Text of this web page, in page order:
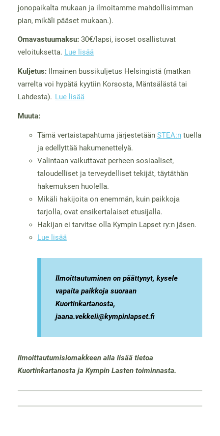
jonopaikalta mukaan ja ilmoitamme mahdollisimman
pian, mikäli pääset mukaan.).
Omavastuumaksu:30€/lapsi, isoset osallistuvat
veloituksetta. Lue lisää
Kuljetus:Ilmainen bussikuljetus Helsingistä (matkan
varrelta voi hypätä kyytiin Korsosta, Mäntsälästä tai
Lahdesta). Lue lisää
Muuta:
Tämä vertaistapahtuma järjestetään STEA:ntuella
ja edellyttää hakumenettelyä.
Valintaan vaikuttavat perheen sosiaaliset,
taloudelliset ja terveydelliset tekijät, täytäthän
hakemuksen huolella.
Mikäli hakijoita on enemmän, kuin paikkoja
tarjolla, ovat ensikertalaiset etusijalla.
Hakijan ei tarvitse olla Kympin Lapset ry:n jäsen.
Lue lisää
Ilmoittautuminen on päättynyt, kysele
vapaita paikkoja suoraan
Kuortinkartanosta,
jaana.vekkeli@kympinlapset.fi
Ilmoittautumislomakkeen alla lisää tietoa
Kuortinkartanosta ja Kympin Lasten toiminnasta.